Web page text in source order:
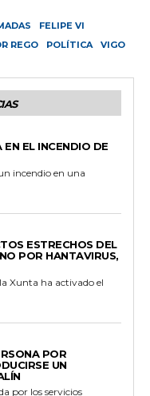
FELIPE VI
REGO POLÍTICA VIGO
EN EL INCENDIO DE
incendio en una
ESTRECHOS DEL
POR HANTAVIRUS,
Xunta ha activado el
POR
UN
por los servicios